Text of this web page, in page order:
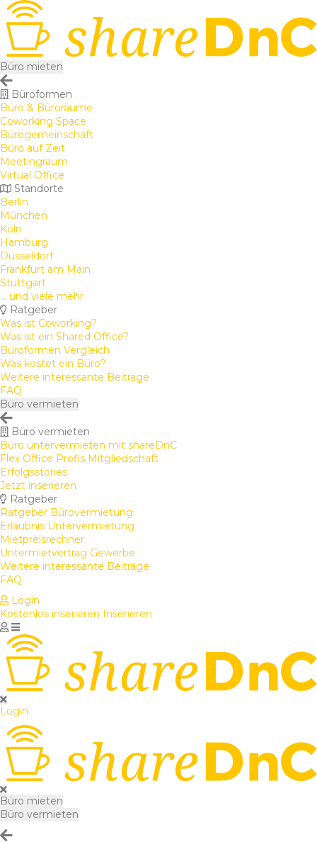
Büro mieten
Büroformen
Büro & Büroräume
Coworking Space
Bürogemeinschaft
Büro auf Zeit
Meetingraum
Virtual Office
Standorte
Berlin
München
Köln
Hamburg
Düsseldorf
Frankfurt am Main
Stuttgart
... und viele mehr
Ratgeber
Was ist Coworking?
Was ist ein Shared Office?
Büroformen Vergleich
Was kostet ein Büro?
Weitere interessante Beiträge
FAQ
Büro vermieten
Büro vermieten
Büro untervermieten mit shareDnC
Flex Office Profis Mitgliedschaft
Erfolgsstories
Jetzt inserieren
Ratgeber
Ratgeber Bürovermietung
Erlaubnis Untervermietung
Mietpreisrechner
Untermietvertrag Gewerbe
Weitere interessante Beiträge
FAQ
Login
Kostenlos inserieren Inserieren
Login
Büro mieten
Büro vermieten